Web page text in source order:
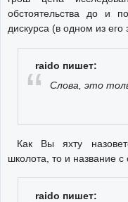
обстоятельства до и
дискурса (в одном из
raido пишет:
Слова, это
Как Вы яхту
школота, то и название с
raido пишет: